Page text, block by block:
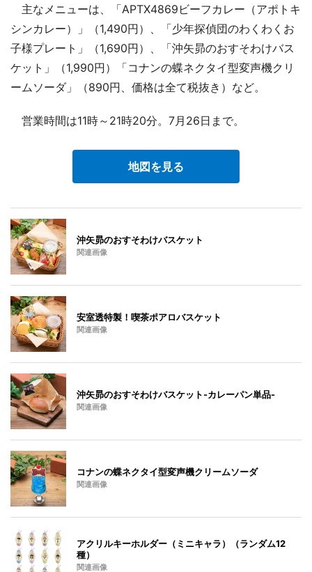
主なメニューは、「APTX4869ビーフカレー（アポトキ
シンカレー）」（1,490円）、「少年探偵団のわくわくお
子様プレート」（1,690円）、「沖矢昴のおすそわけバス
ケット」（1,990円）「コナンの蝶ネクタイ型変声機クリ
ームソーダ」（890円、価格は全て税抜き）など。
営業時間は11時～21時20分。7月26日まで。
地図を見る
沖矢昴のおすそわけバスケット
関連画像
安室透特製！喫茶ポアロバスケット
関連画像
沖矢昴のおすそわけバスケット-カレーパン単品-
関連画像
コナンの蝶ネクタイ型変声機クリームソーダ
関連画像
アクリルキーホルダー（ミニキャラ）（ランダム12
種）
関連画像